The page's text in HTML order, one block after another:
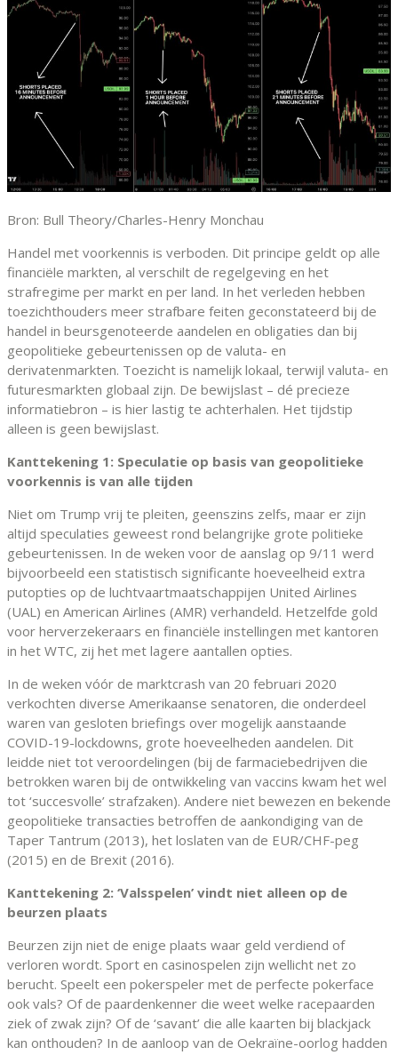
Bron: Bull Theory/Charles-Henry Monchau
Handel met voorkennis is verboden. Dit principe geldt op alle
financiële markten, al verschilt de regelgeving en het
strafregime per markt en per land. In het verleden hebben
toezichthouders meer strafbare feiten geconstateerd bij de
handel in beursgenoteerde aandelen en obligaties dan bij
geopolitieke gebeurtenissen op de valuta- en
derivatenmarkten. Toezicht is namelijk lokaal, terwijl valuta- en
futuresmarkten globaal zijn. De bewijslast – dé precieze
informatiebron – is hier lastig te achterhalen. Het tijdstip
alleen is geen bewijslast.
Kanttekening 1: Speculatie op basis van geopolitieke
voorkennis is van alle tijden
Niet om Trump vrij te pleiten, geenszins zelfs, maar er zijn
altijd speculaties geweest rond belangrijke grote politieke
gebeurtenissen. In de weken voor de aanslag op 9/11 werd
bijvoorbeeld een statistisch significante hoeveelheid extra
putopties op de luchtvaartmaatschappijen United Airlines
(UAL) en American Airlines (AMR) verhandeld. Hetzelfde gold
voor herverzekeraars en financiële instellingen met kantoren
in het WTC, zij het met lagere aantallen opties.
In de weken vóór de marktcrash van 20 februari 2020
verkochten diverse Amerikaanse senatoren, die onderdeel
waren van gesloten briefings over mogelijk aanstaande
COVID-19-lockdowns, grote hoeveelheden aandelen. Dit
leidde niet tot veroordelingen (bij de farmaciebedrijven die
betrokken waren bij de ontwikkeling van vaccins kwam het wel
tot ‘succesvolle’ strafzaken). Andere niet bewezen en bekende
geopolitieke transacties betroffen de aankondiging van de
Taper Tantrum (2013), het loslaten van de EUR/CHF-peg
(2015) en de Brexit (2016).
Kanttekening 2: ‘Valsspelen’ vindt niet alleen op de
beurzen plaats
Beurzen zijn niet de enige plaats waar geld verdiend of
verloren wordt. Sport en casinospelen zijn wellicht net zo
berucht. Speelt een pokerspeler met de perfecte pokerface
ook vals? Of de paardenkenner die weet welke racepaarden
ziek of zwak zijn? Of de ‘savant’ die alle kaarten bij blackjack
kan onthouden? In de aanloop van de Oekraïne-oorlog hadden